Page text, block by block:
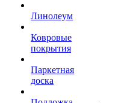
Линолеум
Ковровые
покрытия
Паркетная
доска